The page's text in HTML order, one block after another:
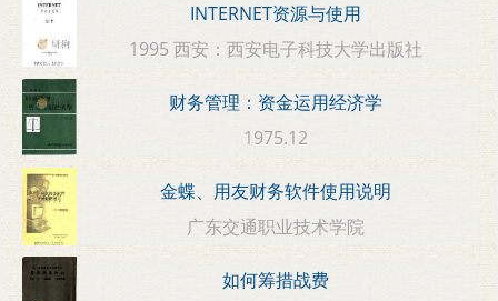
INTERNET资源与使用
1995 西安：西安电子科技大学出版社
财务管理：资金运用经济学
1975.12
金蝶、用友财务软件使用说明
广东交通职业技术学院
如何筹措战费